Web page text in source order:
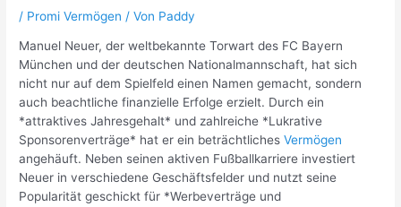
/ Promi Vermögen / Von Paddy
Manuel Neuer, der weltbekannte Torwart des FC Bayern
München und der deutschen Nationalmannschaft, hat sich
nicht nur auf dem Spielfeld einen Namen gemacht, sondern
auch beachtliche finanzielle Erfolge erzielt. Durch ein
*attraktives Jahresgehalt* und zahlreiche *Lukrative
Sponsorenverträge* hat er ein beträchtlichesVermögen
angehäuft. Neben seinen aktiven Fußballkarriere investiert
Neuer in verschiedene Geschäftsfelder und nutzt seine
Popularität geschickt für *Werbeverträge und